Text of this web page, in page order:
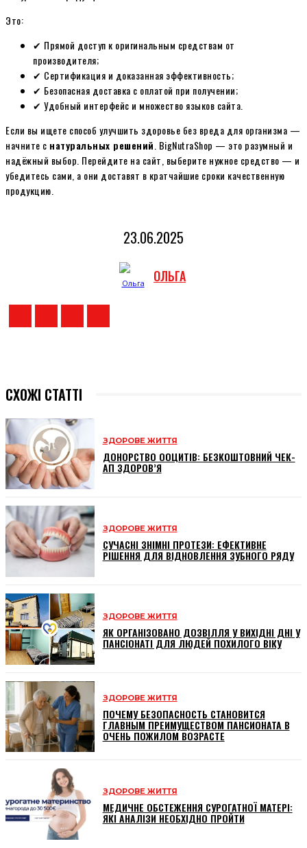
Это:
✔ Прямой доступ к оригинальным средствам от
производителя;
✔ Сертификация и доказанная эффективность;
✔ Безопасная доставка с оплатой при получении;
✔ Удобный интерфейс и множество языков сайта.
Если вы ищете способ улучшить здоровье без вреда для организма —
начните с натуральных решений. BigNutraShop — это разумный и
надёжный выбор. Перейдите на сайт, выберите нужное средство — и
убедитесь сами, а они доставят в кратчайшие сроки качественную
продукцию.
23.06.2025
ОЛЬГА
СХОЖІ СТАТТІ
ЗДОРОВЕ ЖИТТЯ
ДОНОРСТВО ООЦИТІВ: БЕЗКОШТОВНИЙ ЧЕК-
АП ЗДОРОВ’Я
ЗДОРОВЕ ЖИТТЯ
СУЧАСНІ ЗНІМНІ ПРОТЕЗИ: ЕФЕКТИВНЕ
РІШЕННЯ ДЛЯ ВІДНОВЛЕННЯ ЗУБНОГО РЯДУ
ЗДОРОВЕ ЖИТТЯ
ЯК ОРГАНІЗОВАНО ДОЗВІЛЛЯ У ВИХІДНІ ДНІ У
ПАНСІОНАТІ ДЛЯ ЛЮДЕЙ ПОХИЛОГО ВІКУ
ЗДОРОВЕ ЖИТТЯ
ПОЧЕМУ БЕЗОПАСНОСТЬ СТАНОВИТСЯ
ГЛАВНЫМ ПРЕИМУЩЕСТВОМ ПАНСИОНАТА В
ОЧЕНЬ ПОЖИЛОМ ВОЗРАСТЕ
ЗДОРОВЕ ЖИТТЯ
МЕДИЧНЕ ОБСТЕЖЕННЯ СУРОГАТНОЇ МАТЕРІ:
ЯКІ АНАЛІЗИ НЕОБХІДНО ПРОЙТИ